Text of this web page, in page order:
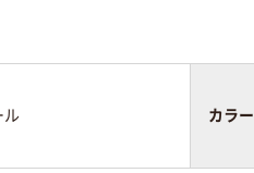
ル カラー